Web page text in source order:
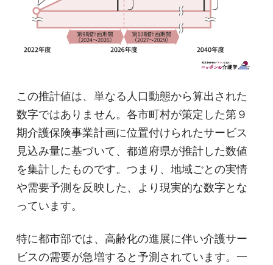
この推計値は、単なる人口動態から算出された
数字ではありません。各市町村が策定した第９
期介護保険事業計画に位置付けられたサービス
見込み量に基づいて、都道府県が推計した数値
を集計したものです。つまり、地域ごとの実情
や需要予測を反映した、より現実的な数字とな
っています。
特に都市部では、高齢化の進展に伴い介護サー
ビスの需要が急増すると予測されています。一